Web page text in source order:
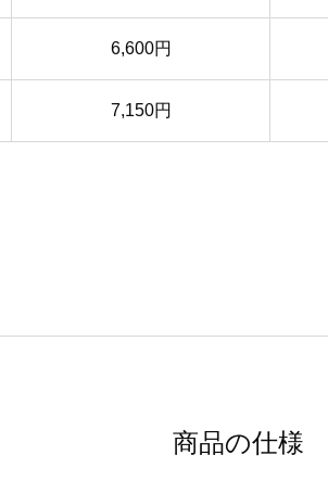
6,600円
7,150円
商品の仕様